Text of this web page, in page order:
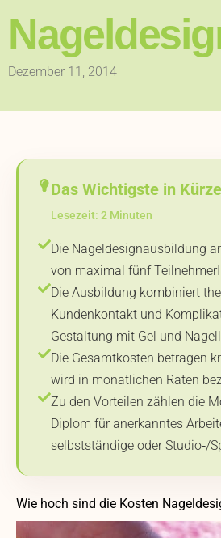
Dezember 11, 2014
Das Wichtigste in Kürze
Lesezeit: 2 Minuten
Die Nageldesignausbildung
von maximal fünf
Die Ausbildung kombiniert
Kundenkontakt und
Gestaltung mit Gel und
Die Gesamtkosten betragen
wird in monatlichen Raten
Zu den Vorteilen zählen die
Diplom für anerkanntes
selbstständige oder Studio‑/
Wie hoch sind die Kosten